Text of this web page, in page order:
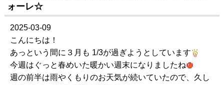
ォーレ☆
2025-03-09
こんにちは！
あっという間に３月も 1/3が過ぎようとしています
今週はぐっと春めいた暖かい週末になりましたね
週の前半は雨やくもりのお天気が続いていたので、久し